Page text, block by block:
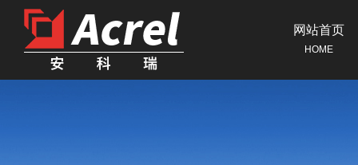
网站首页
HOME